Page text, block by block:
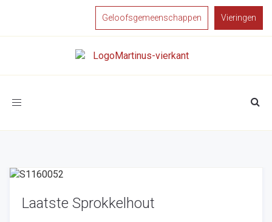
Geloofsgemeenschappen Vieringen
Toggle
Laatste Sprokkelhout